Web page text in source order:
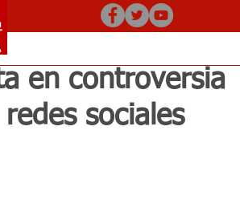
en controversia
sociales